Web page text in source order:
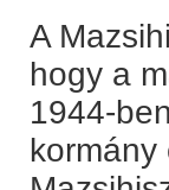
A
hogy a
1944-
kormány